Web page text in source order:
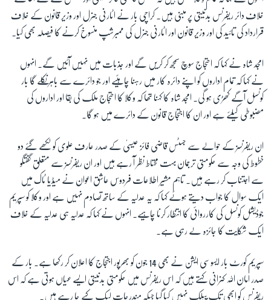
زبان
خلاف دائر ریفرنس بدنیتی پر مبنی ہیں۔ کراچی بار نے اٹارنی جنرل اور وزیر قانون کے خلاف
قرارداد کی تائید کی اور وزیر قانون اور اٹارنی جنرل کی ممبرشپ منسوخ کرنے کا فیصلہ بھی کیا۔
امجد شاہ نے کہا کہ احتجاج سوچ سمجھ کر کریں گے اور جذبات میں نہیں آئیں گے۔ انہوں
نے کہا کہ تمام اداروں کو اپنے دائرہ کار میں رہنا چاہئیے اور جو دائرے سے باہر نکلے گا بار
کونسل آگے کھڑی ہو گی۔ امجد شاہ کا کہنا تھا کہ وکلا کا احتجاج ملک کی بقا اور اداروں کی
مضبوطی کیلئے ہے اور ان کا اجتجاج قانون کے دائرے میں ہو گا۔
ان ریفرنسز کے حوالے سے جسٹس قاضی فائز عیسیٰ کے صدر عارف علوی کو لکھے گئے دو
خطوط کی وجہ سے حکومتی ترجمان بہت محتاط نظر آ رہے ہیں اور ان ریفرنسز سے متعلق گفتگو
سے اجتناب کر رہے ہیں۔ تاہم مشیر اطلاعات فردوس عاشق اعوان نے میڈیا ٹاک میں
ایک سوال کا جواب دیتے ہوئے کہا کہ یہ عدلیہ کے ساتھ تصادم نہیں ہے اور وکلا کو سپریم
جوڈیشل کونسل کی کارروائی کا انتظار کرنا چاہیے۔ انہوں نے کہا کہ عدلیہ ہی عدلیہ کے خلاف
ایک شکایت کا جائزہ لے رہی ہے۔
سپریم کورٹ بار ایسوسی ایشن نے بھی 14 جون کو بھرپور اجتجاج کا اعلان کر رکھا ہے۔ بار کے
صدر امان اللہ کنرانی کہتے ہیں کہ اس ریفرنس میں حکومتی بدنیتی ایسے عیاں ہوتی ہے کہ اس
ریفرنس کو ابھی تک پبلک نہیں کیا گیا جبکہ مندرجات لیک کیے جا رہے ہیں۔